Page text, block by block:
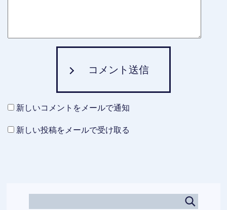
コメント送信
新しいコメントをメールで通知
新しい投稿をメールで受け取る